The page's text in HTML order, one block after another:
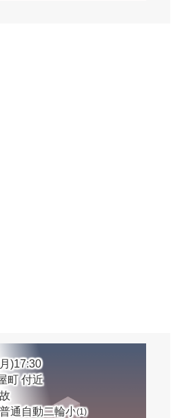
)17:30
町 付近
普通自動二輪小(1)